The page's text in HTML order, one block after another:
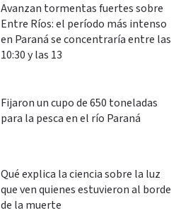
Avanzan tormentas fuertes sobre
Entre Ríos: el período más intenso
en Paraná se concentraría entre las
10:30 y las 13
Fijaron un cupo de 650 toneladas
para la pesca en el río Paraná
Qué explica la ciencia sobre la luz
que ven quienes estuvieron al borde
de la muerte